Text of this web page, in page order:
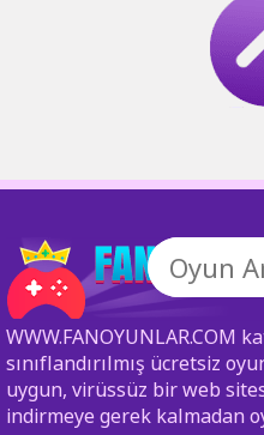
WWW.FANOYUNLAR.COM
sınıflandırılmış ücretsiz
uygun, virüssüz bir web
indirmeye gerek kalmadan